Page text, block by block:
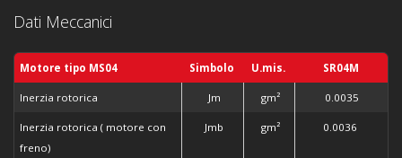
Dati Meccanici
Motore tipo MS04 Simbolo U.mis. SR04M
Inerzia rotorica Jm gm² 0.0035
Inerzia rotorica ( motore con
freno)
Jmb gm² 0.0036